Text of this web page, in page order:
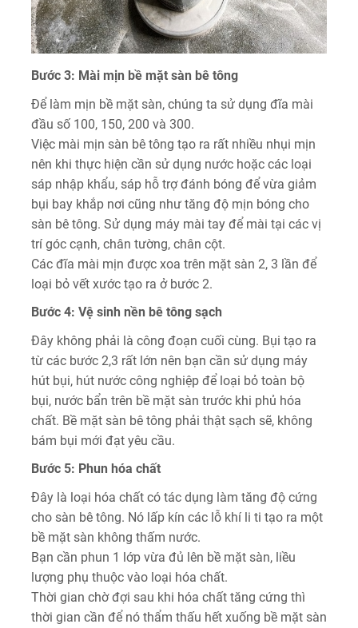
Bước 3: Mài mịn bề mặt sàn bê tông
Để làm mịn bề mặt sàn, chúng ta sử dụng đĩa mài
đầu số 100, 150, 200 và 300.
Việc mài mịn sàn bê tông tạo ra rất nhiều nhụi mịn
nên khi thực hiện cần sử dụng nước hoặc các loại
sáp nhập khẩu, sáp hỗ trợ đánh bóng để vừa giảm
bụi bay khắp nơi cũng như tăng độ mịn bóng cho
sàn bê tông. Sử dụng máy mài tay để mài tại các vị
trí góc cạnh, chân tường, chân cột.
Các đĩa mài mịn được xoa trên mặt sàn 2, 3 lần để
loại bỏ vết xước tạo ra ở bước 2.
Bước 4: Vệ sinh nền bê tông sạch
Đây không phải là công đoạn cuối cùng. Bụi tạo ra
từ các bước 2,3 rất lớn nên bạn cần sử dụng máy
hút bụi, hút nước công nghiệp để loại bỏ toàn bộ
bụi, nước bẩn trên bề mặt sàn trước khi phủ hóa
chất. Bề mặt sàn bê tông phải thật sạch sẽ, không
bám bụi mới đạt yêu cầu.
Bước 5: Phun hóa chất
Đây là loại hóa chất có tác dụng làm tăng độ cứng
cho sàn bê tông. Nó lấp kín các lỗ khí li ti tạo ra một
bề mặt sàn không thấm nước.
Bạn cần phun 1 lớp vừa đủ lên bề mặt sàn, liều
lượng phụ thuộc vào loại hóa chất.
Thời gian chờ đợi sau khi hóa chất tăng cứng thì
thời gian cần để nó thẩm thấu hết xuống bề mặt sàn